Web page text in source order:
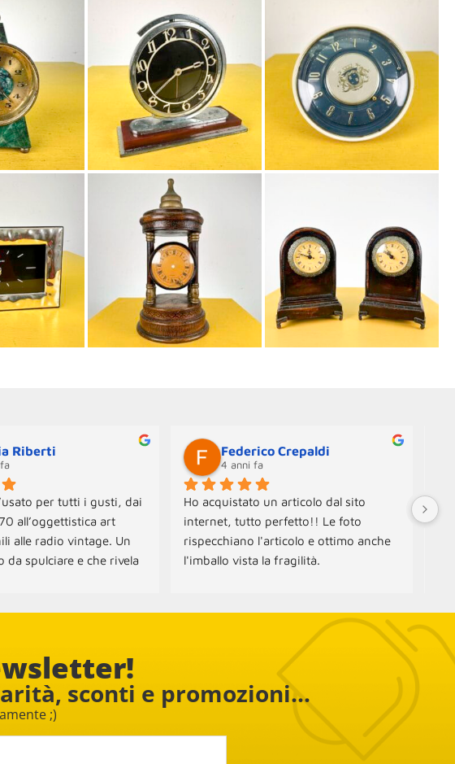
Riberti
per tutti i gusti, dai
all’oggettistica art
alle radio vintage. Un
da spulciare e che rivela
Federico Crepaldi
4 anni fa
Ho acquistato un articolo dal sito
internet, tutto perfetto!! Le foto
rispecchiano l'articolo e ottimo anche
l'imballo vista la fragilità.
sconti e promozioni...
;)